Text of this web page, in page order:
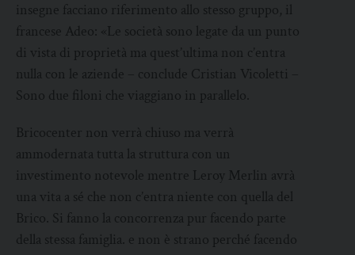
insegne facciano riferimento allo stesso gruppo, il
francese Adeo: «Le società sono legate da un punto
di vista di proprietà ma quest’ultima non c’entra
nulla con le aziende – conclude Cristian Vicoletti –
Sono due filoni che viaggiano in parallelo.
Bricocenter non verrà chiuso ma verrà
ammodernata tutta la struttura con un
investimento notevole mentre Leroy Merlin avrà
una vita a sé che non c’entra niente con quella del
Brico. Si fanno la concorrenza pur facendo parte
della stessa famiglia. e non è strano perché facendo